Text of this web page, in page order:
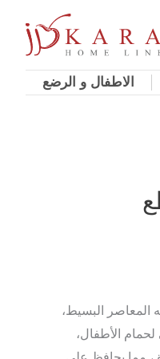
الاطفال و الرضع
المكون من 6 قطع بتصمميه المعاصر البسيط،
الأطفال،